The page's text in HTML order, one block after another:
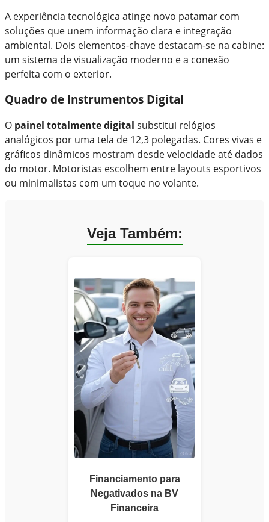
A experiência tecnológica atinge novo patamar com
soluções que unem informação clara e integração
ambiental. Dois elementos-chave destacam-se na cabine:
um sistema de visualização moderno e a conexão
perfeita com o exterior.
Quadro de Instrumentos Digital
O painel totalmente digital substitui relógios
analógicos por uma tela de 12,3 polegadas. Cores vivas e
gráficos dinâmicos mostram desde velocidade até dados
do motor. Motoristas escolhem entre layouts esportivos
ou minimalistas com um toque no volante.
Veja Também:
Financiamento para
Negativados na BV
Financeira